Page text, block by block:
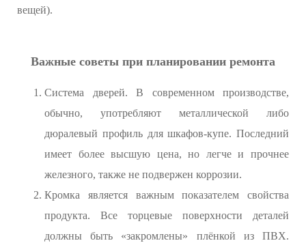
вещей).
Важные советы при планировании ремонта
Система дверей. В современном производстве,
обычно, употребляют металлической либо
дюралевый профиль для шкафов-купе. Последний
имеет более высшую цена, но легче и прочнее
железного, также не подвержен коррозии.
Кромка является важным показателем свойства
продукта. Все торцевые поверхности деталей
должны быть «закромлены» плёнкой из ПВХ.